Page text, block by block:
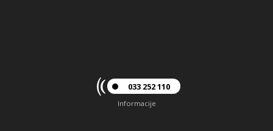
033 252 110
Informacije